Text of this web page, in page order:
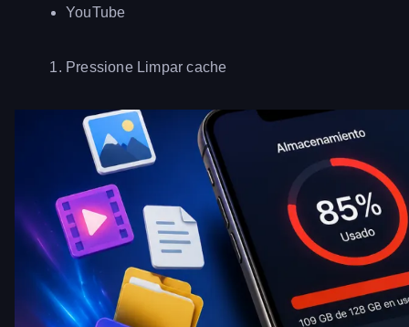
YouTube
Pressione Limpar cache